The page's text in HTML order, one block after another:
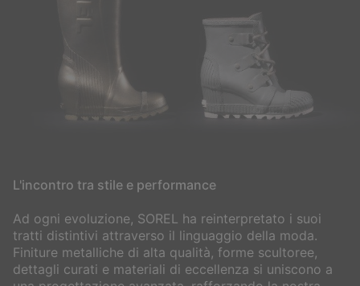
L'incontro tra stile e performance
Ad ogni evoluzione, SOREL ha reinterpretato i suoi
tratti distintivi attraverso il linguaggio della moda.
Finiture metalliche di alta qualità, forme scultoree,
dettagli curati e materiali di eccellenza si uniscono a